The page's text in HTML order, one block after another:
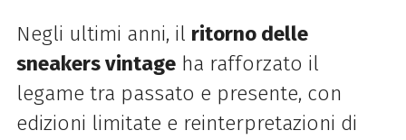
Negli ultimi anni, il ritorno delle
sneakers vintageha rafforzato il
legame tra passato e presente, con
edizioni limitate e reinterpretazioni di